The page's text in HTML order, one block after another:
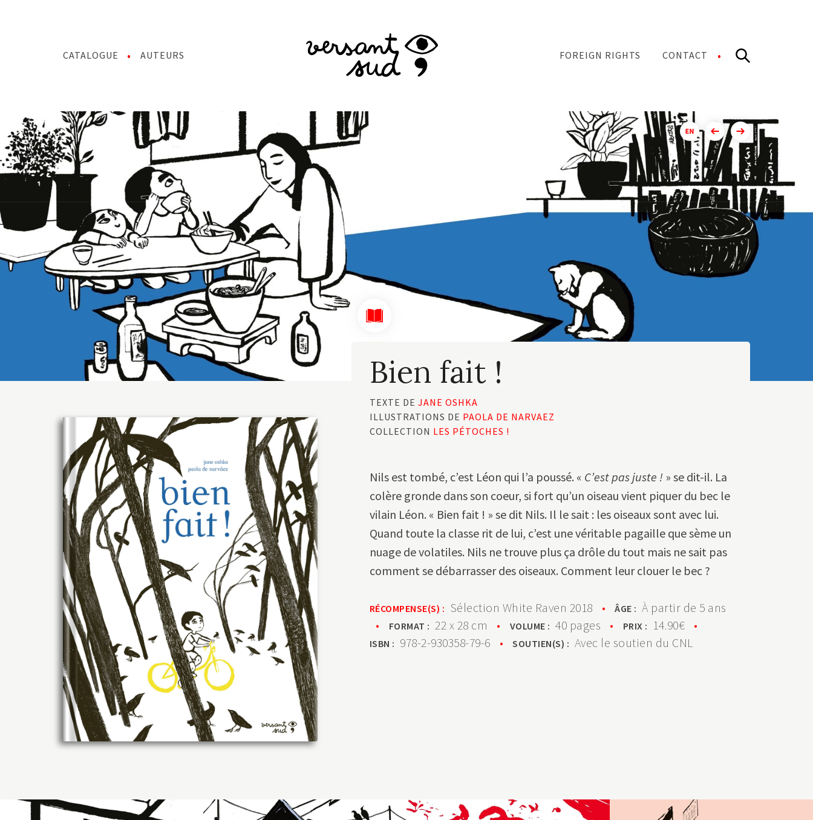
CATALOGUE AUTEURS FOREIGN RIGHTS CONTACT
Bien fait !
TEXTE DE JANE OSHKA
ILLUSTRATIONS DE PAOLA DE NARVAEZ
COLLECTION LES PÉTOCHES !
Nils est tombé, c’est Léon qui l’a poussé. « C’est pas juste ! » se dit-il. La
colère gronde dans son coeur, si fort qu’un oiseau vient piquer du bec le
vilain Léon. « Bien fait ! » se dit Nils. Il le sait : les oiseaux sont avec lui.
Quand toute la classe rit de lui, c’est une véritable pagaille que sème un
nuage de volatiles. Nils ne trouve plus ça drôle du tout mais ne sait pas
comment se débarrasser des oiseaux. Comment leur clouer le bec ?
RÉCOMPENSE(S) : Sélection White Raven 2018 • ÂGE :À partir de 5 ans
•
FORMAT :22 x 28 cm • VOLUME :40 pages • PRIX : 14.90€ •
ISBN : 978-2-930358-79-6 • SOUTIEN(S) : Avec le soutien du CNL